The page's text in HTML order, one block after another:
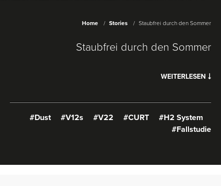
Home Stories Staubfrei durch den Sommer
Staubfrei durch den Sommer
WEITERLESEN
#Dust #V12s #V22 #CURT
#H2 System
#Fallstudie